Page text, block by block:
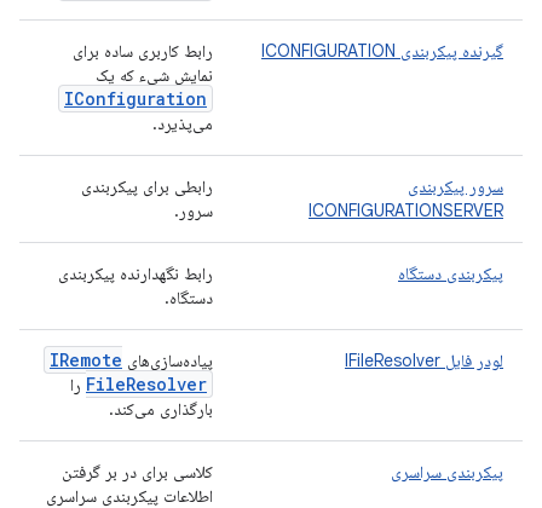
گیرنده پیکربندی ICONFIGURATION
رابط کاربری ساده برای
نمایش شیء که یک
IConfiguration
می‌پذیرد.
سرور پیکربندی
ICONFIGURATIONSERVER
رابطی برای پیکربندی
سرور.
پیکربندی دستگاه
رابط نگهدارنده پیکربندی
دستگاه.
لودر فایل IFileResolver پیاده‌سازی‌های IRemote
FileResolver
را
بارگذاری می‌کند.
پیکربندی سراسری
کلاسی برای در بر گرفتن
اطلاعات پیکربندی سراسری